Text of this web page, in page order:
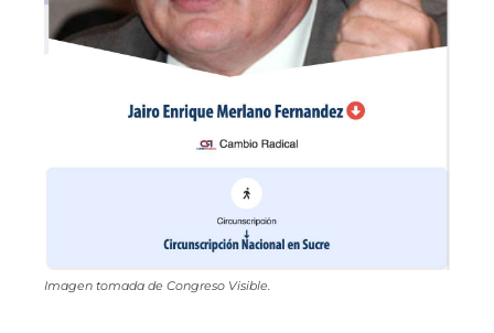
Imagen tomada de Congreso Visible.